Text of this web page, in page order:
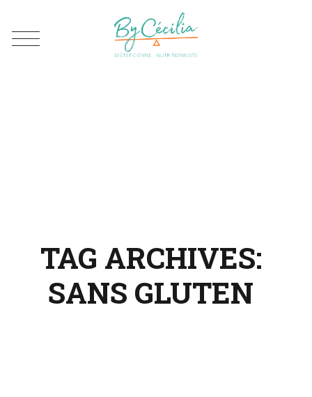
TAG ARCHIVES:
SANS GLUTEN